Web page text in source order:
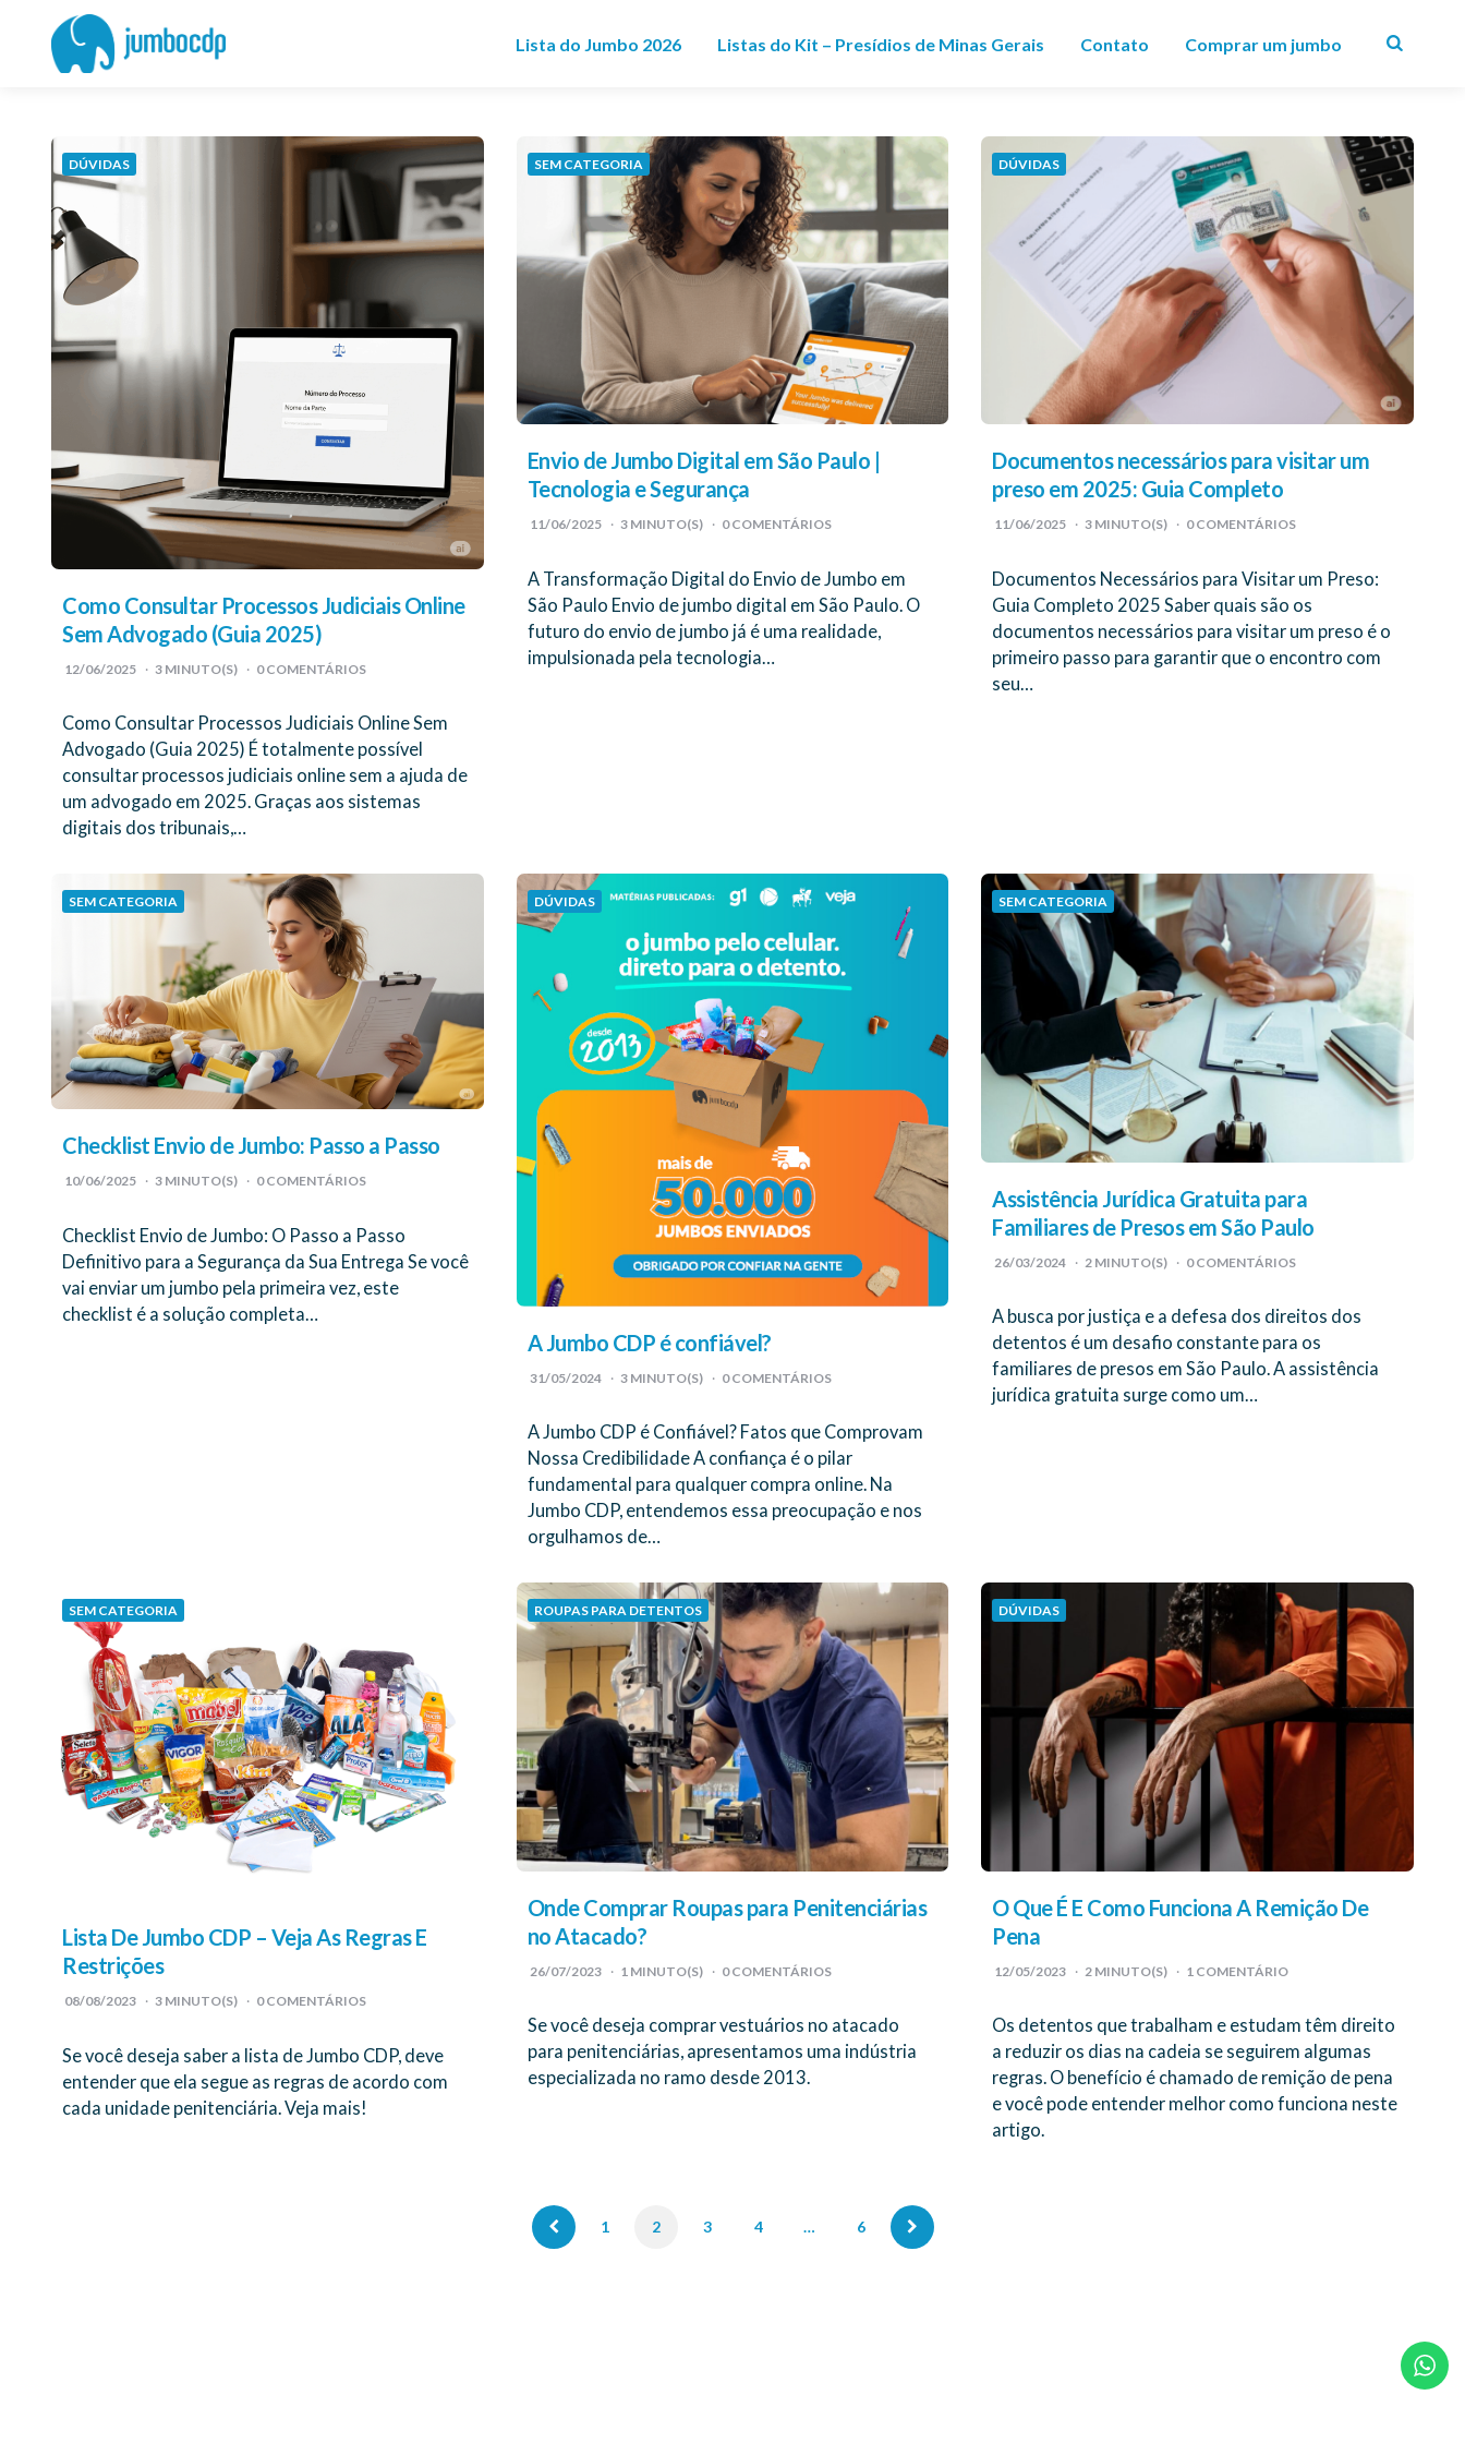
Blog
Jumbo
CDP
Lista do Jumbo 2026 Listas do Kit – Presídios de Minas Gerais Contato
Comprar um jumbo
DÚVIDAS
Como Consultar Processos Judiciais Online
Sem Advogado (Guia 2025)
12/06/2025 3 MINUTO(S) 0 COMENTÁRIOS
Como Consultar Processos Judiciais Online Sem
Advogado (Guia 2025) É totalmente possível
consultar processos judiciais online sem a ajuda de
um advogado em 2025. Graças aos sistemas
digitais dos tribunais,…
SEM CATEGORIA
Envio de Jumbo Digital em São Paulo |
Tecnologia e Segurança
11/06/2025 3MINUTO(S) 0 COMENTÁRIOS
A Transformação Digital do Envio de Jumbo em
São Paulo Envio de jumbo digital em São Paulo. O
futuro do envio de jumbo já é uma realidade,
impulsionada pela tecnologia…
DÚVIDAS
Documentos necessários para visitar um
preso em 2025: Guia Completo
11/06/2025 3 MINUTO(S) 0 COMENTÁRIOS
Documentos Necessários para Visitar um Preso:
Guia Completo 2025 Saber quais são os
documentos necessários para visitar um preso é o
primeiro passo para garantir que o encontro com
seu…
SEM CATEGORIA
Checklist Envio de Jumbo: Passo a Passo
10/06/2025 3 MINUTO(S) 0 COMENTÁRIOS
Checklist Envio de Jumbo: O Passo a Passo
Definitivo para a Segurança da Sua Entrega Se você
vai enviar um jumbo pela primeira vez, este
checklist é a solução completa…
DÚVIDAS
A Jumbo CDP é confiável?
31/05/2024 3MINUTO(S) 0 COMENTÁRIOS
A Jumbo CDP é Confiável? Fatos que Comprovam
Nossa Credibilidade A confiança é o pilar
fundamental para qualquer compra online. Na
Jumbo CDP, entendemos essa preocupação e nos
orgulhamos de…
SEM CATEGORIA
Assistência Jurídica Gratuita para
Familiares de Presos em São Paulo
26/03/2024 2 MINUTO(S) 0 COMENTÁRIOS
A busca por justiça e a defesa dos direitos dos
detentos é um desafio constante para os
familiares de presos em São Paulo. A assistência
jurídica gratuita surge como um…
SEM CATEGORIA
Lista De Jumbo CDP – Veja As Regras E
Restrições
08/08/2023 3 MINUTO(S) 0 COMENTÁRIOS
Se você deseja saber a lista de Jumbo CDP, deve
entender que ela segue as regras de acordo com
cada unidade penitenciária. Veja mais!
ROUPAS PARA DETENTOS
Onde Comprar Roupas para Penitenciárias
no Atacado?
26/07/2023 1 MINUTO(S) 0 COMENTÁRIOS
Se você deseja comprar vestuários no atacado
para penitenciárias, apresentamos uma indústria
especializada no ramo desde 2013.
DÚVIDAS
O Que É E Como Funciona A Remição De
Pena
12/05/2023 2 MINUTO(S) 1 COMENTÁRIO
Os detentos que trabalham e estudam têm direito
a reduzir os dias na cadeia se seguirem algumas
regras. O benefício é chamado de remição de pena
e você pode entender melhor como funciona neste
artigo.
1 2 3 4 … 6